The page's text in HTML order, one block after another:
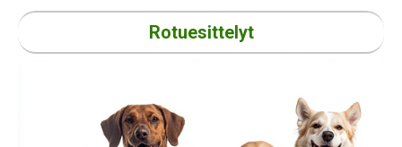
Rotuesittelyt